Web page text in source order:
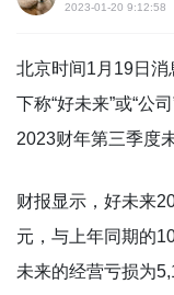
2023-01-20 9:12:58
北京时间1月19日消
下称“好未来”或“公
2023财年第三季度
财报显示，好未来
元，与上年同期的
未来的经营亏损为